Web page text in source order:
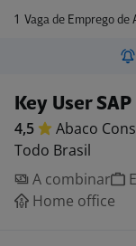
1 Vaga de Emprego de
Key User
4,5 Abaco
Todo Brasil
A combinar
Home office